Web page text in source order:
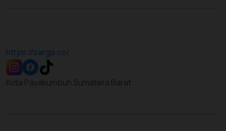
https://sarga.co/
Kota Payakumbuh Sumatera Barat